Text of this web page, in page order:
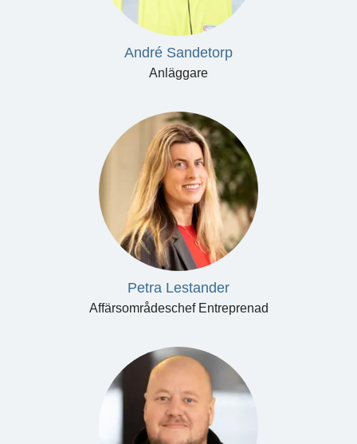
André Sandetorp
Anläggare
Petra Lestander
Affärsområdeschef Entreprenad